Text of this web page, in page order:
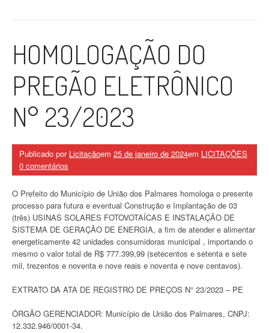
HOMOLOGAÇÃO DO
PREGÃO ELETRÔNICO
N° 23/2023
Publicado por Licitaçãoem 25 de janeiro de 2024em LICITAÇÕES
0 comentários
O Prefeito do Município de União dos Palmares homologa o presente
processo para futura e eventual Construção e Implantação de 03
(três) USINAS SOLARES FOTOVOTAÍCAS E INSTALAÇÃO DE
SISTEMA DE GERAÇÃO DE ENERGIA, a fim de atender e alimentar
energeticamente 42 unidades consumidoras municipal , importando o
mesmo o valor total de R$ 777.399,99 (setecentos e setenta e sete
mil, trezentos e noventa e nove reais e noventa e nove centavos).
EXTRATO DA ATA DE REGISTRO DE PREÇOS N° 23/2023 – PE
ÓRGÃO GERENCIADOR: Município de União dos Palmares, CNPJ:
12.332.946/0001-34.